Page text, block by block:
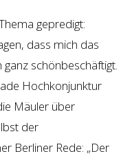
gepredigt:
dass mich das
schönbeschäftigt.
Hochkonjunktur
Mäuler über
der
Berliner Rede: „Der